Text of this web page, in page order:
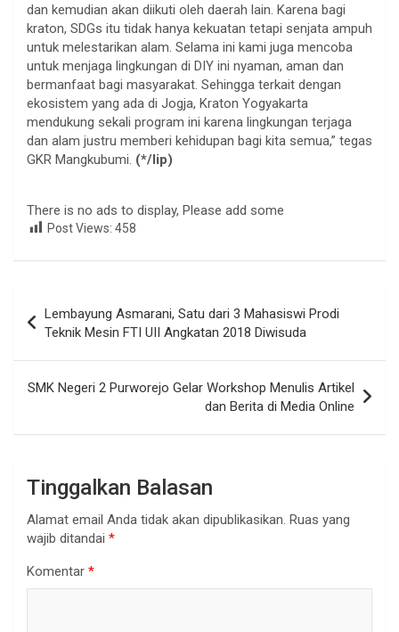
dan kemudian akan diikuti oleh daerah lain. Karena bagi
kraton, SDGs itu tidak hanya kekuatan tetapi senjata ampuh
untuk melestarikan alam. Selama ini kami juga mencoba
untuk menjaga lingkungan di DIY ini nyaman, aman dan
bermanfaat bagi masyarakat. Sehingga terkait dengan
ekosistem yang ada di Jogja, Kraton Yogyakarta
mendukung sekali program ini karena lingkungan terjaga
dan alam justru memberi kehidupan bagi kita semua,” tegas
GKR Mangkubumi. (*/lip)
There is no ads to display, Please add some
Post Views: 458
pos
Lembayung Asmarani, Satu dari 3 Mahasiswi Prodi
Teknik Mesin FTI UII Angkatan 2018 Diwisuda
SMK Negeri 2 Purworejo Gelar Workshop Menulis Artikel
dan Berita di Media Online
Tinggalkan Balasan
Alamat email Anda tidak akan dipublikasikan. Ruas yang
wajib ditandai *
Komentar *